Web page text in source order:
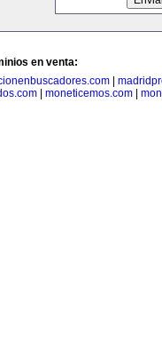
en venta:
|
| moneticemos.com|